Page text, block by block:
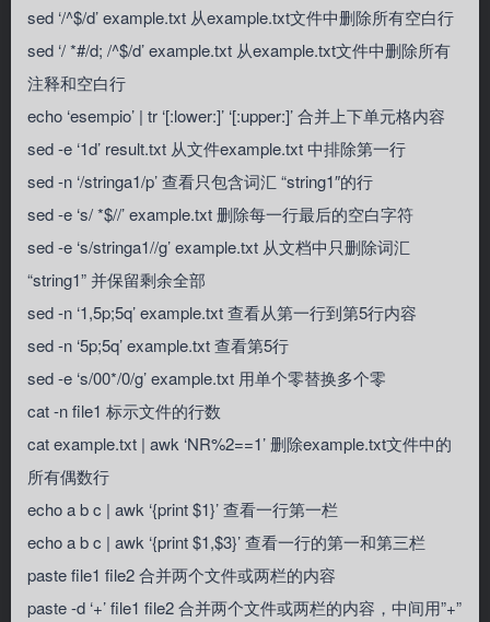
sed ‘/^$/d’ example.txt 从example.txt文件中删除所有空白行
sed ‘/ *#/d; /^$/d’ example.txt 从example.txt文件中删除所有
注释和空白行
echo ‘esempio’ | tr ‘[:lower:]’ ‘[:upper:]’ 合并上下单元格内容
sed -e ‘1d’ result.txt 从文件example.txt 中排除第一行
sed -n ‘/stringa1/p’ 查看只包含词汇 “string1″的行
sed -e ‘s/ *$//’ example.txt 删除每一行最后的空白字符
sed -e ‘s/stringa1//g’ example.txt 从文档中只删除词汇
“string1” 并保留剩余全部
sed -n ‘1,5p;5q’ example.txt 查看从第一行到第5行内容
sed -n ‘5p;5q’ example.txt 查看第5行
sed -e ‘s/00*/0/g’ example.txt 用单个零替换多个零
cat -n file1 标示文件的行数
cat example.txt | awk ‘NR%2==1’ 删除example.txt文件中的
所有偶数行
echo a b c | awk ‘{print $1}’ 查看一行第一栏
echo a b c | awk ‘{print $1,$3}’ 查看一行的第一和第三栏
paste file1 file2 合并两个文件或两栏的内容
paste -d ‘+’ file1 file2 合并两个文件或两栏的内容，中间用”+”